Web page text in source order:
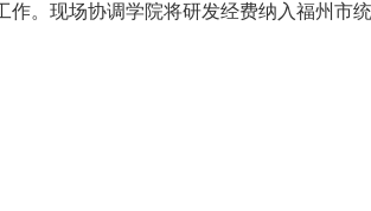
。现场协调学院将研发经费纳入福州市